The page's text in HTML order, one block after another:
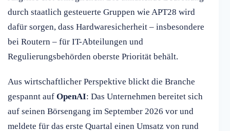
durch staatlich gesteuerte Gruppen wie APT28 wird
dafür sorgen, dass Hardwaresicherheit – insbesondere
bei Routern – für IT-Abteilungen und
Regulierungsbehörden oberste Priorität behält.
Aus wirtschaftlicher Perspektive blickt die Branche
gespannt auf OpenAI: Das Unternehmen bereitet sich
auf seinen Börsengang im September 2026 vor und
meldete für das erste Quartal einen Umsatz von rund